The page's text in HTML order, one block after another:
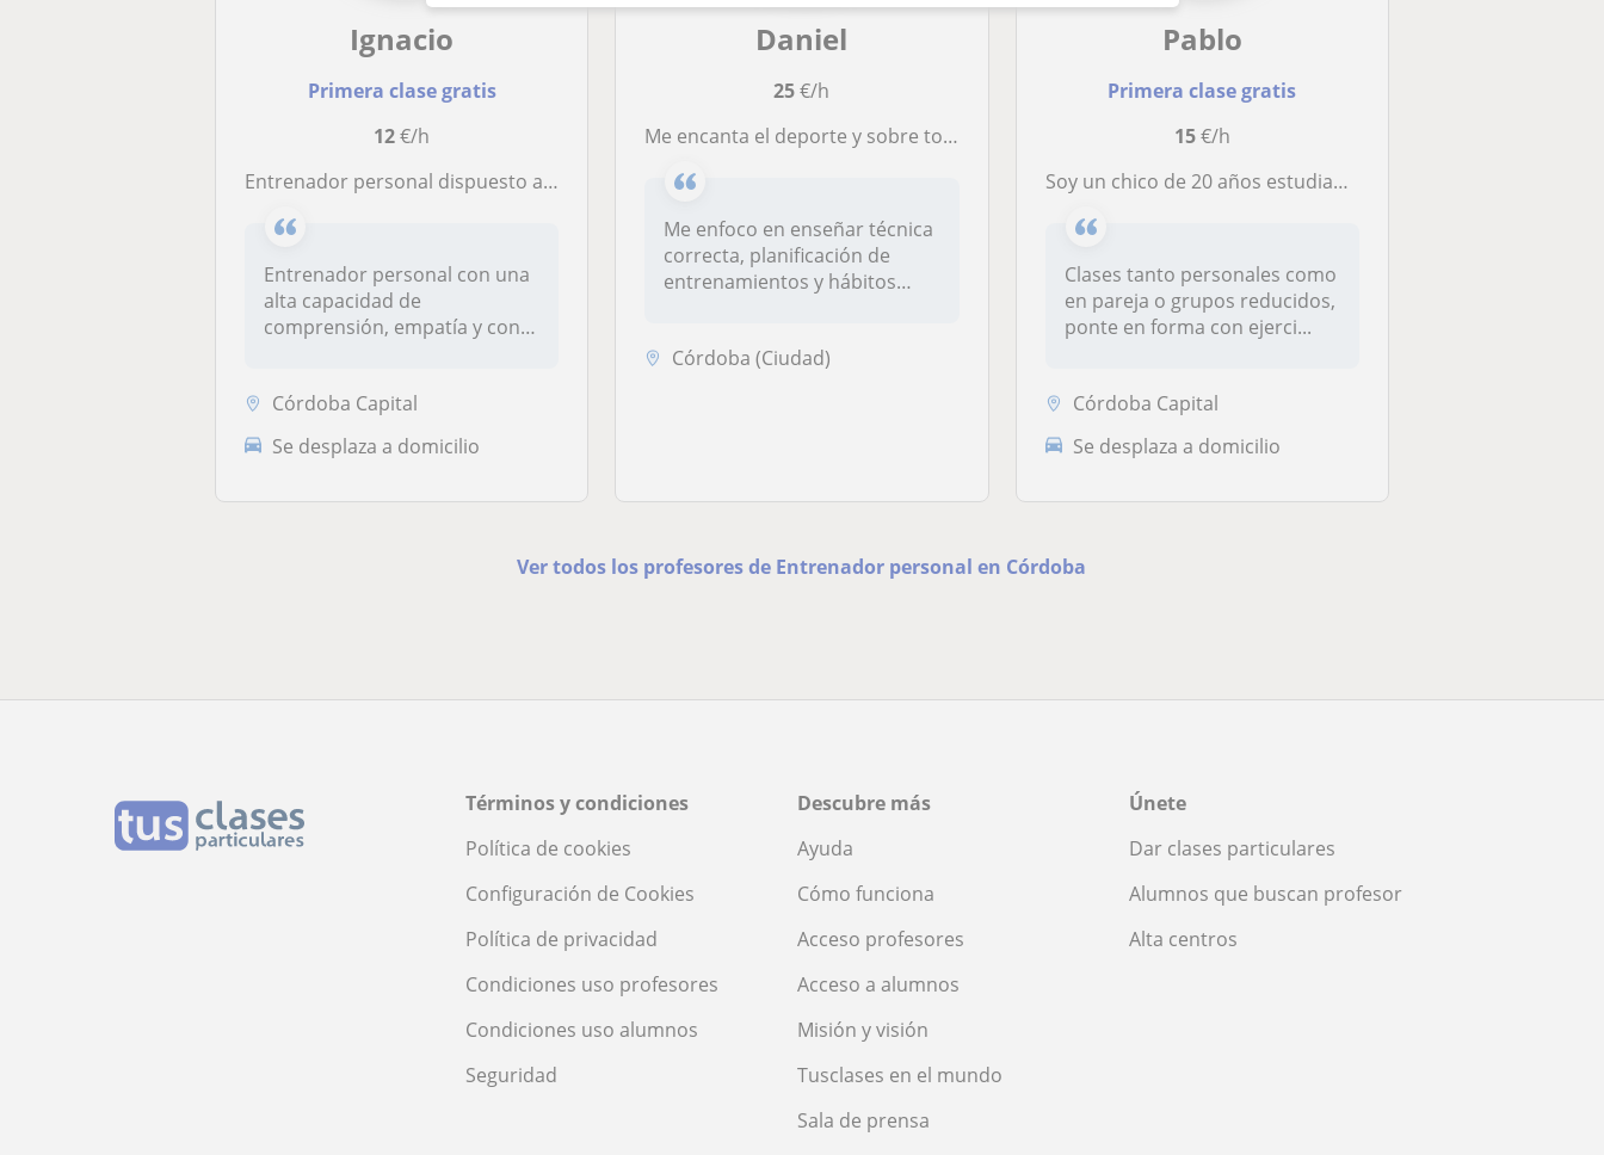
Ignacio
Primera clase gratis
12€/h
Entrenador personal dispuesto a ayudar a cualquier persona a estar en forma.
Entrenador personal con una
alta capacidad de
comprensión, empatía y con
Córdoba Capital
Se desplaza a domicilio
Daniel
25€/h
Me encanta el deporte y sobre todo el gimnasio le dedico mucho tiempo y tengo conocimiento estaría dispuesto a ayudar a cualquiera
Me enfoco en enseñar técnica
correcta, planificación de
entrenamientos y hábitos
Córdoba (Ciudad)
Pablo
Primera clase gratis
15€/h
Soy un chico de 20 años estudiante de ciencias del deporte y con un largo recorrido deportivo y fitness
Clases tanto personales como
en pareja o grupos reducidos,
ponte en forma con ejerci...
Córdoba Capital
Se desplaza a domicilio
Ver todos los profesores de Entrenador personal en Córdoba
Términos y condiciones
Política de cookies
Configuración de Cookies
Política de privacidad
Condiciones uso profesores
Condiciones uso alumnos
Seguridad
Descubre más
Ayuda
Cómo funciona
Acceso profesores
Acceso a alumnos
Misión y visión
Tusclases en el mundo
Sala de prensa
Únete
Dar clases particulares
Alumnos que buscan profesor
Alta centros